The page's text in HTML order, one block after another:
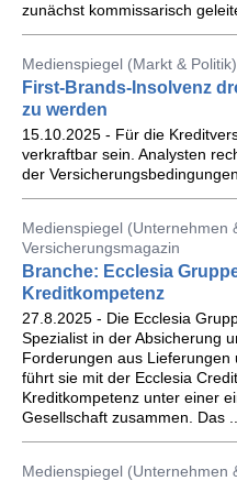
zunächst kommissarisch
Medienspiegel (Markt &
First-Brands-Insolvenz
zu werden
15.10.2025 - Für die
verkraftbar sein. Analysten
der Versicherungsbedingungen.
Medienspiegel (Unternehmen
Versicherungsmagazin
Branche: Ecclesia
Kreditkompetenz
27.8.2025 - Die Ecclesia
Spezialist in der Absicherung
Forderungen aus
führt sie mit der Ecclesia
Kreditkompetenz unter einer
Gesellschaft zusammen. Das ...
Medienspiegel (Unternehmen